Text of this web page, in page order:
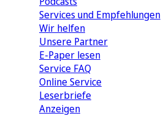
Services und Empfehlungen
Wir helfen
Unsere Partner
E-Paper lesen
Service FAQ
Online Service
Leserbriefe
Anzeigen